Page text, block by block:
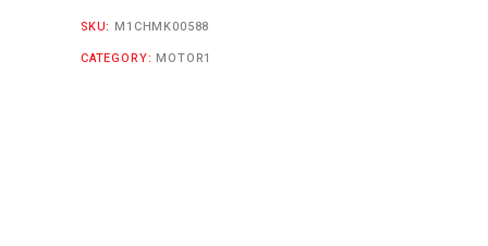
SKU: M1CHMK00588
CATEGORY: MOTOR1